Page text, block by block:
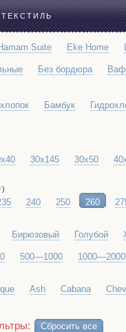
ТЕКСТИЛЬ
Suite Eke Home
Без бордюра
Бамбук
30x145 30x50
240 250 260
Бирюзовый Голубой
500—1000 1000—2000
Ash Cabana
One Side Otto
Сбросить все